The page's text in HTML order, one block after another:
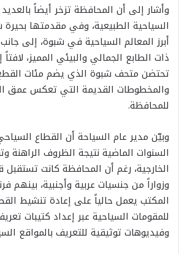
وأشار إلى أن المحافظة تزخر أيضاً
السياحية الطبيعية، وفي مقدمتها
أبرز المعالم السياحية في شبوة، إلى
ذات الطابع الجمالي والبيئي المميز،
تحتضن متحف شبوة الذي يضم مئات القطع
والمخطوطات القديمة التي تعكس عمق
للمحافظة.
وبيّن مدير عام السياحة أن القطاع
السنوات الماضية نتيجة الظروف الراهنة
الخارجية، رغم أن المحافظة كانت
وزواراً من جنسيات عربية وأجنبية، بينهم
المكتب يعمل حالياً على إعادة تنشيط
للمقومات السياحية عبر إعداد كتيبات
وفيديوهات توثيقية للتعريف بالمواقع